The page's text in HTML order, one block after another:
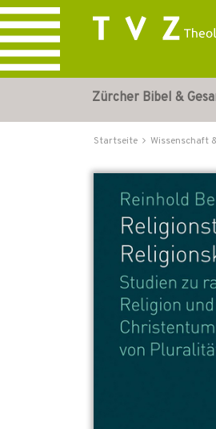
Zürcher Bibel &
Startseite Wissenschaft